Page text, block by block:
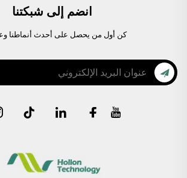
انضم إلى شبكتنا
كن أول من يحصل على أحدث أنماطنا